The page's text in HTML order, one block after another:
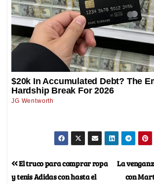
La
con
El truco para comprar ropa
y tenis Adidas con hasta el